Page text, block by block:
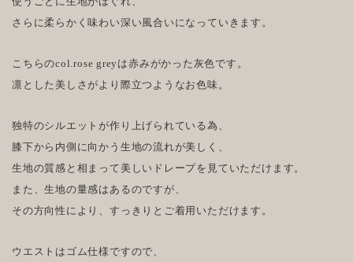
さらに柔らかく味わい深い風合いになっていきます。
こちらのcol.rose greyは赤みがかった灰色です。
凛とした美しさがより際立つようなお色味。
独特のシルエットが作り上げられている為、
膝下から内側に向かう生地の流れが美しく、
生地の質感と相まって美しいドレープを見ていただけます。
また、生地の量感はあるのですが、
その方向性により、すっきりとご着用いただけます。
ウエストはゴム仕様ですので、